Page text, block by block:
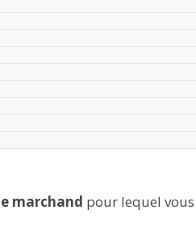
marchand pour lequel vous